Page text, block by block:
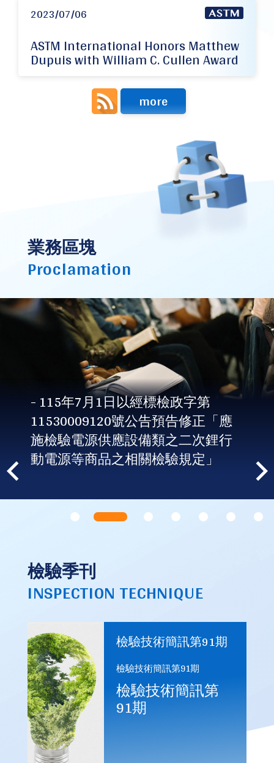
2023/07/06
ASTM International Honors Matthew
Dupuis with William C. Cullen Award
more
業務區塊
Proclamation
- 115年7月1日以經標檢政字第
11530009120號公告預告修正「應
施檢驗電源供應設備類之二次鋰行
動電源等商品之相關檢驗規定」
檢驗季刊
INSPECTION TECHNIQUE
檢驗技術簡訊第91期
檢驗技術簡訊第91期
檢驗技術簡訊第
91期